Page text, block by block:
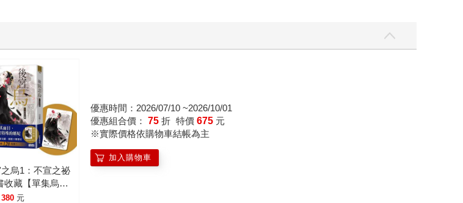
烏1：不宣之祕
收藏【單集烏妃
】)
380 元
優惠時間：2026/07/10 ~2026/10/01
優惠組合價： 75 折 特價 675 元
※實際價格依購物車結帳為主
加入購物車